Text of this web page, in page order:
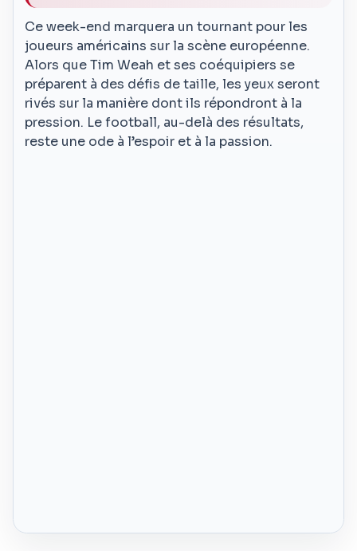
Ce week-end marquera un tournant pour les
joueurs américains sur la scène européenne.
Alors que Tim Weah et ses coéquipiers se
préparent à des défis de taille, les yeux seront
rivés sur la manière dont ils répondront à la
pression. Le football, au-delà des résultats,
reste une ode à l’espoir et à la passion.